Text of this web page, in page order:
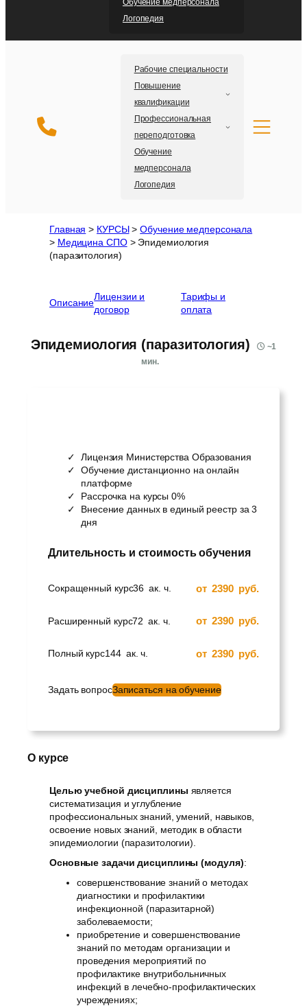
Логопедия
Рабочие специальности
Повышение
квалификации
Профессиональная
переподготовка
Обучение
медперсонала
Логопедия
Главная > КУРСЫ>Обучение медперсонала
> Медицина СПО> Эпидемиология
(паразитология)
Описание
Лицензии и
договор
Тарифы и
оплата
Эпидемиология (паразитология) ~1
мин.
Лицензия Министерства Образования
Обучение дистанционно на онлайн
платформе
Рассрочка на курсы 0%
Внесение данных в единый реестр за 3
дня
Длительность и стоимость обучения
Сокращенный курс36 ак. ч. от 2390 руб.
Расширенный курс72 ак. ч. от 2390 руб.
Полный курс144 ак. ч. от 2390 руб.
Задать вопросЗаписаться на обучение
О курсе
Целью учебной дисциплины является
систематизация и углубление
профессиональных знаний, умений, навыков,
освоение новых знаний, методик в области
эпидемиологии (паразитологии).
Основные задачи дисциплины (модуля):
совершенствование знаний о методах
диагностики и профилактики
инфекционной (паразитарной)
заболеваемости;
приобретение и совершенствование
знаний по методам организации и
проведения мероприятий по
профилактике внутрибольничных
инфекций в лечебно-профилактических
учреждениях;